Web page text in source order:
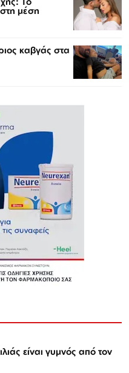
μέση
καβγάς στα
είναι γυμνός από τον